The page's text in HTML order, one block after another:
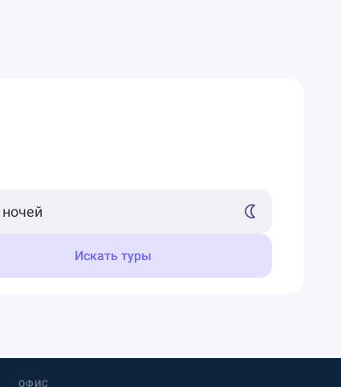
Искать туры
ОФИС